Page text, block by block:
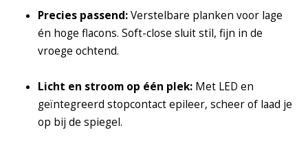
Precies passend:Verstelbare planken voor lage
én hoge flacons. Soft-close sluit stil, fijn in de
vroege ochtend.
Licht en stroom op één plek: Met LED en
geïntegreerd stopcontact epileer, scheer of laad je
op bij de spiegel.